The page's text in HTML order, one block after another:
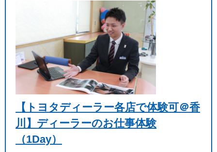
【トヨタディーラー各店で体験可＠香
川】ディーラーのお仕事体験
（1Day）